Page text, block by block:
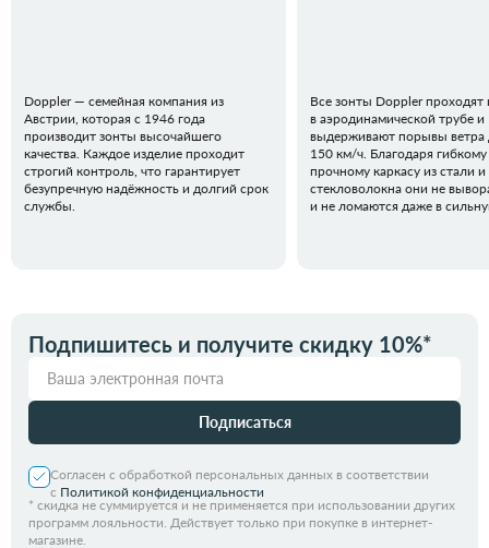
Doppler — семейная компания из
Австрии, которая с 1946 года
производит зонты высочайшего
качества. Каждое изделие проходит
строгий контроль, что гарантирует
безупречную надёжность и долгий срок
службы.
Все зонты Doppler проходят
в аэродинамической трубе и
выдерживают порывы ветра
150 км/ч. Благодаря
прочному каркасу из стали и
стекловолокна они не
и не ломаются даже в
Подпишитесь и получите скидку 10%*
Подписаться
Согласен с обработкой персональных данных в соответствии
с Политикой конфиденциальности
* скидка не суммируется и не применяется при использовании других
программ лояльности. Действует только при покупке в интернет-
магазине.